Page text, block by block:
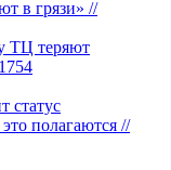
в грязи» //
ТЦ теряют
1754
статус
полагаются //